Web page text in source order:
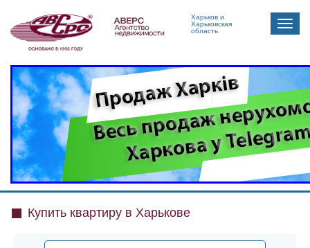
Харьков и
Харьковская
область
Toggle
Купить квартиру в Харькове